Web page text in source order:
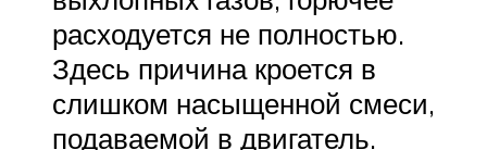
расходуется не полностью.
Здесь причина кроется в
слишком насыщенной смеси,
подаваемой в двигатель.